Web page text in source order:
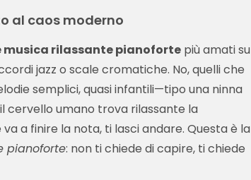
al caos moderno
musica rilassante pianoforte più amati su
jazz o scale cromatiche. No, quelli che
semplici, quasi infantili—tipo una ninna
cervello umano trova rilassante la
a finire la nota, ti lasci andare. Questa è la
pianoforte: non ti chiede di capire, ti chiede